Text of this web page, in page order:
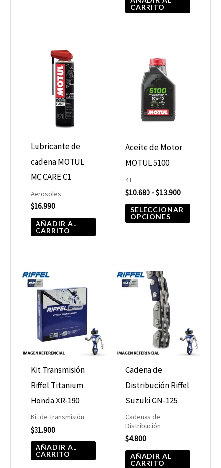
CARRITO
Lubricante de
cadena MOTUL
MC CARE C1
Aerosoles
$16.990
AÑADIR AL
CARRITO
Aceite de Motor
MOTUL 5100
4T
$10.680 -$13.900
SELECCIONAR
OPCIONES
en
la
Kit Transmisión
Riffel Titanium
Honda XR-190
Kit de Transmisión
$31.900
AÑADIR AL
CARRITO
Cadena de
Distribución Riffel
Suzuki GN-125
Cadenas de
Distribución
$4.800
AÑADIR AL
CARRITO